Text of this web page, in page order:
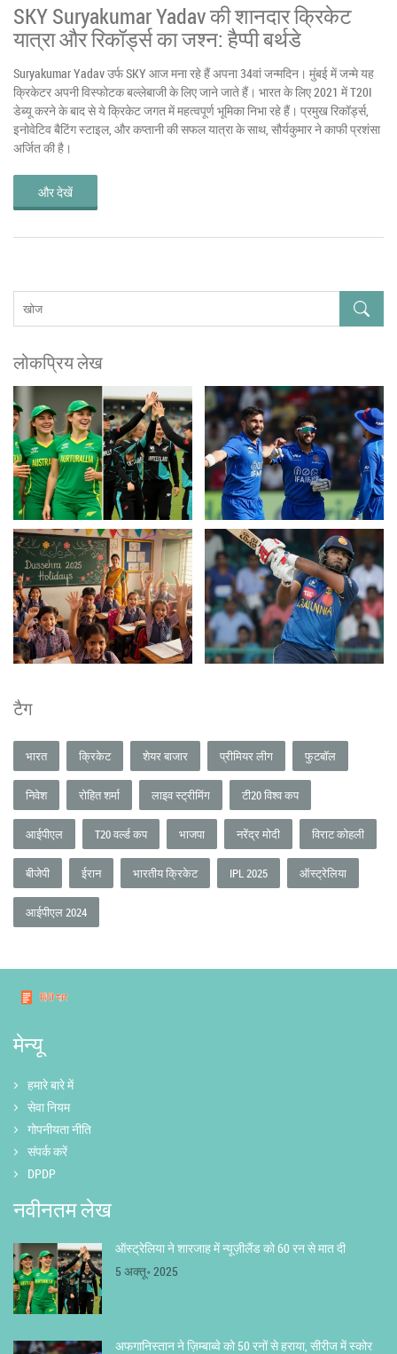
SKY Suryakumar Yadav की शानदार क्रिकेट
यात्रा और रिकॉर्ड्स का जश्न: हैप्पी बर्थडे
Suryakumar Yadav उर्फ SKY आज मना रहे हैं अपना 34वां जन्मदिन। मुंबई में जन्मे यह
क्रिकेटर अपनी विस्फोटक बल्लेबाजी के लिए जाने जाते हैं। भारत के लिए 2021 में T20I
डेब्यू करने के बाद से ये क्रिकेट जगत में महत्वपूर्ण भूमिका निभा रहे हैं। प्रमुख रिकॉर्ड्स,
इनोवेटिव बैटिंग स्टाइल, और कप्तानी की सफल यात्रा के साथ, सौर्यकुमार ने काफी प्रशंसा
अर्जित की है।
और देखें
लोकप्रिय लेख
टैग
भारत क्रिकेट शेयर बाजार प्रीमियर लीग फुटबॉल
निवेश रोहित शर्मा लाइव स्ट्रीमिंग टी20 विश्व कप
आईपीएल T20 वर्ल्ड कप भाजपा नरेंद्र मोदी विराट कोहली
बीजेपी ईरान भारतीय क्रिकेट IPL 2025 ऑस्ट्रेलिया
आईपीएल 2024
मेन्यू
हमारे बारे में
सेवा नियम
गोपनीयता नीति
संपर्क करें
DPDP
नवीनतम लेख
ऑस्ट्रेलिया ने शारजाह में न्यूज़ीलैंड को 60 रन से मात दी
5 अक्तू॰ 2025
अफगानिस्तान ने ज़िम्बाब्वे को 50 रनों से हराया, सीरीज में स्कोर